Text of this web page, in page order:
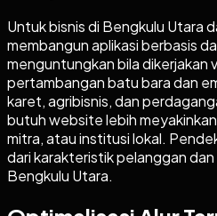
Untuk bisnis di Bengkulu Utara
membangun aplikasi berbasis
menguntungkan bila dikerjakan
pertambangan batu bara dan
karet, agribisnis, dan
butuh website lebih
mitra, atau institusi lokal.
dari karakteristik pelanggan dan
Bengkulu Utara.